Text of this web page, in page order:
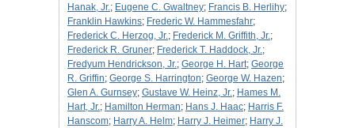
Hanak, Jr.; Eugene C. Gwaltney; Francis B. Herlihy;
Franklin Hawkins; Frederic W. Hammesfahr;
Frederick C. Herzog, Jr.; Frederick M. Griffith, Jr.;
Frederick R. Gruner; Frederick T. Haddock, Jr.;
Fredyum Hendrickson, Jr.; George H. Hart; George
R. Griffin; George S. Harrington; George W. Hazen;
Glen A. Gurnsey; Gustave W. Heinz, Jr.; Hames M.
Hart, Jr.; Hamilton Herman; Hans J. Haac; Harris F.
Hanscom; Harry A. Helm; Harry J. Heimer; Harry J.